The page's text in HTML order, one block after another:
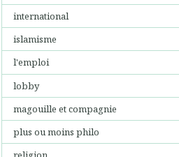
international
islamisme
l'emploi
lobby
magouille et compagnie
plus ou moins philo